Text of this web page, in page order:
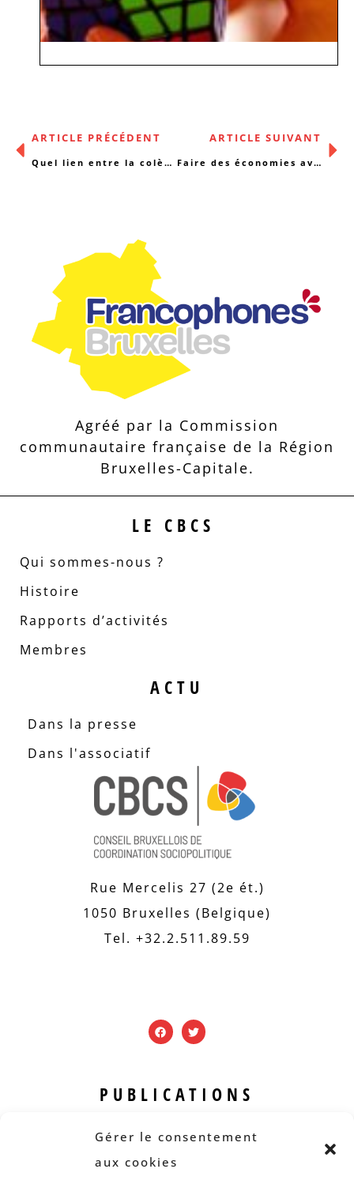
Gérer le consentement
aux cookies
ARTICLE PRÉCÉDENT
Quel lien entre la colère des agriculteurs et nous ?
ARTICLE SUIVANT
Faire des économies avec la remise en logement ?
Agréé par la Commission
communautaire française de la Région
Bruxelles-Capitale.
LE CBCS
Qui sommes-nous ?
Histoire
Rapports d’activités
Membres
ACTU
Dans la presse
Dans l'associatif
Rue Mercelis 27 (2e ét.)
1050 Bruxelles (Belgique)
Tel. +32.2.511.89.59
PUBLICATIONS
Revue B.I.S.
Rapports et analyses